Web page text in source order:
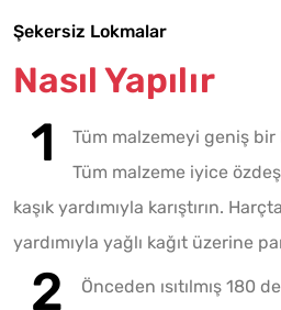
Şekersiz Lokmalar
Nasıl Yapılır
Tüm malzemeyi geniş bir
Tüm malzeme iyice
kaşık yardımıyla karıştırın.
yardımıyla yağlı kağıt üzerine
Önceden ısıtılmış 180